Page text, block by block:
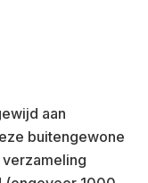
aan
buitengewone